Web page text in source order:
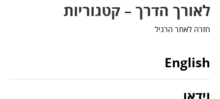
לאורך הדרך – קטגוריות
חזרה לאתר הרגיל
English